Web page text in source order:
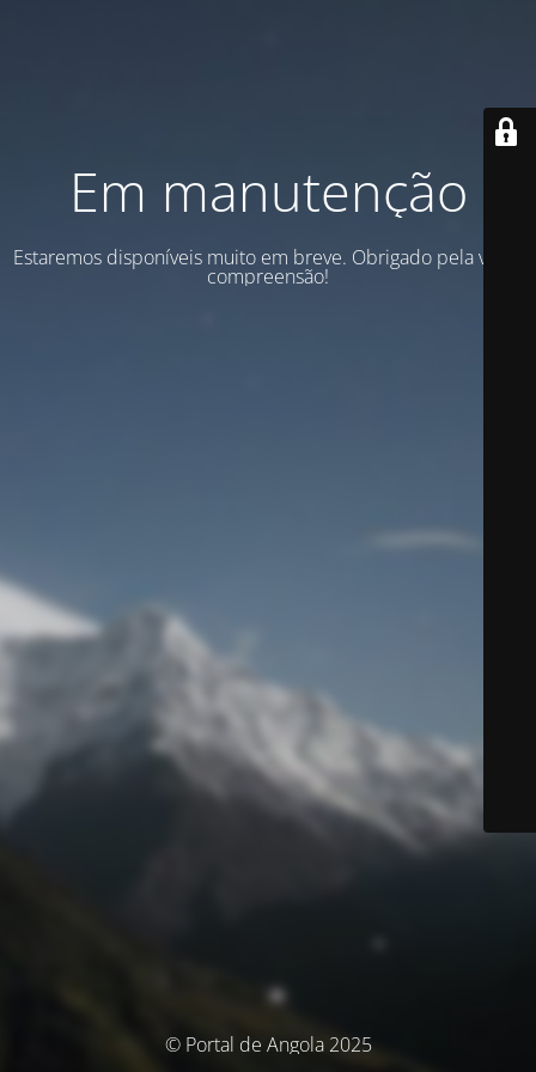
Em manutenção
Estaremos disponíveis muito em breve. Obrigado pela vossa
compreensão!
© Portal de Angola 2025